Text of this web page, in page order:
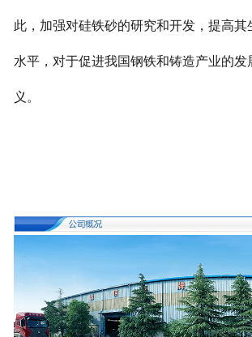
此，加强对硅铁砂的研究和开发，提高其
水平，对于促进我国钢铁和铸造产业的发
义。